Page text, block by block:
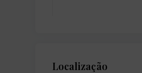
Localização